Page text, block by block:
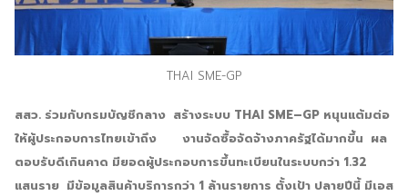
THAI SME-GP
สสว. ร่วมกับกรมบัญชีกลาง สร้างระบบ THAI SME–GP หนุนแต้มต่อ
ให้ผู้ประกอบการไทยเข้าถึง
งานจัดซื้อจัดจ้างภาครัฐได้มากขึ้น ผล
ตอบรับดีเกินคาด มียอดผู้ประกอบการขึ้นทะเบียนในระบบกว่า 1.32
แสนราย มีข้อมูลสินค้าบริการกว่า 1 ล้านรายการ ตั้งเป้า ปลายปีนี้ มีเอส